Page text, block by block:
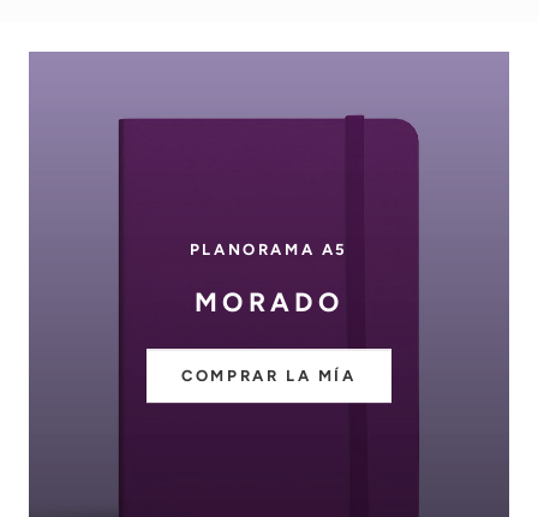
PLANORAMA A5
MORADO
COMPRAR LA MÍA